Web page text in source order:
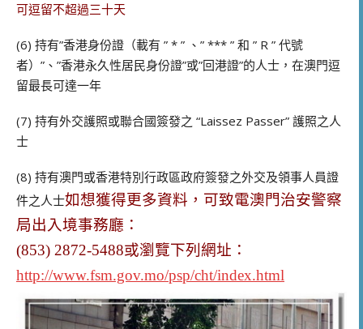
可逗留不超過三十天
(6) 持有”香港身份證（載有 ” * ” 、” *** ” 和 ” R ” 代號
者）”、”香港永久性居民身份證”或”回港證”的人士，在澳門逗
留最長可達一年
(7) 持有外交護照或聯合國簽發之 “Laissez Passer” 護照之人
士
(8) 持有澳門或香港特別行政區政府簽發之外交及領事人員證
件之人士如想獲得更多資料，可致電澳門治安警察
局出入境事務廳：
(853) 2872-5488或瀏覽下列網址：
http://www.fsm.gov.mo/psp/cht/index.html